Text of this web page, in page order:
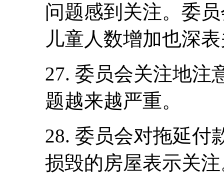
问题感到关注。委
儿童人数增加也深
27. 委员会关注地注
题越来越严重。
28. 委员会对拖延付
损毁的房屋表示关